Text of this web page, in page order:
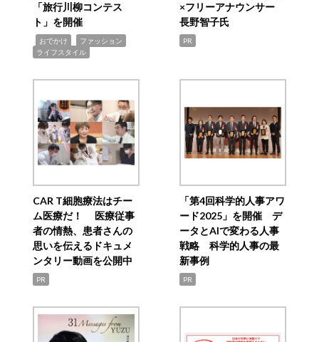
「旅行川柳コンテス
ト」を開催
おでかけ ファッション
ライフスタイル
×フリーアナウンサー
長野智子氏
PR
CAR T細胞療法はチー
ム医療だ！ 医療従事
者の情熱、患者さんの
思いを伝えるドキュメ
ンタリー動画を公開中
PR
「第4回科学的人事アワ
ード2025」を開催 デ
ータとAIで変わる人事
戦略 科学的人事の最
新事例
PR